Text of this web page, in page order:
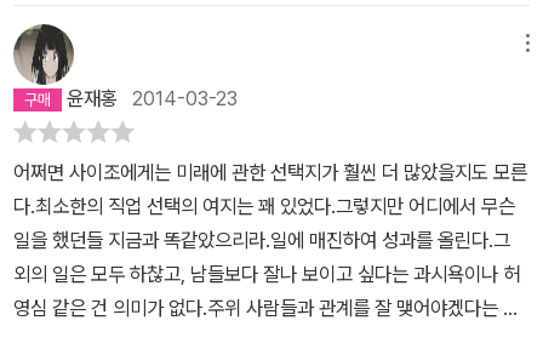
뿐만 아니라 각자 형사들의 사생활이나 감정을 읽다보면 미워할수도
없다. 이 책을 읽은 후 직장에서 인간관계를 잘하고 있는지...동료들은
나를 어떻게 생각하는지 곱씹어 보게된다.
윤재홍 2014-03-23
어쩌면 사이조에게는 미래에 관한 선택지가 훨씬 더 많았을지도 모른
다.최소한의 직업 선택의 여지는 꽤 있었다.그렇지만 어디에서 무슨
일을 했던들 지금과 똑같았으리라.일에 매진하여 성과를 올린다.그
외의 일은 모두 하찮고, 남들보다 잘나 보이고 싶다는 과시욕이나 허
영심 같은 건 의미가 없다.주위 사람들과 관계를 잘 맺어야겠다는 생